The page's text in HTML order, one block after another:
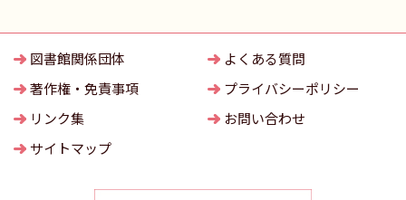
図書館関係団体
よくある質問
著作権・免責事項
プライバシーポリシー
リンク集
お問い合わせ
サイトマップ